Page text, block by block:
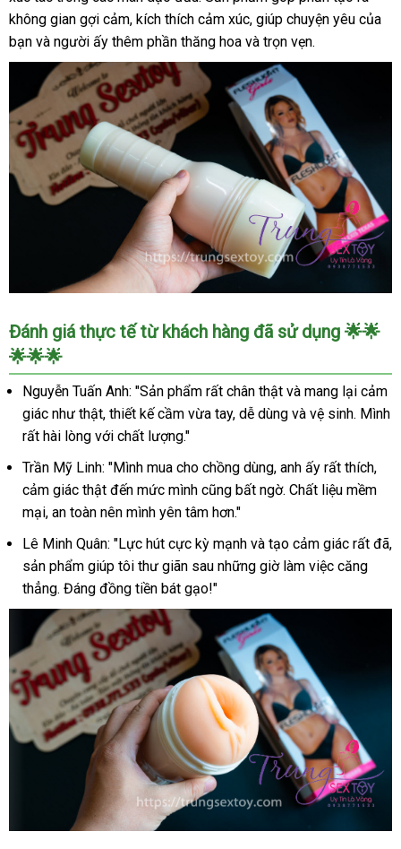
Siêu
thực,
tăng
khoái
cảm
không gian gợi cảm, kích thích cảm xúc, giúp chuyện yêu của
bạn và người ấy thêm phần thăng hoa và trọn vẹn.
Âm
đạo
giả
Fleshlight
Alexis
Texas
-
Siêu
thực,
tăng
khoái
cảm
Đánh giá thực tế từ khách hàng đã sử dụng 🌟🌟
🌟🌟🌟
Nguyễn Tuấn Anh: "Sản phẩm rất chân thật và mang lại cảm
giác như thật, thiết kế cầm vừa tay, dễ dùng và vệ sinh. Mình
rất hài lòng với chất lượng."
Trần Mỹ Linh: "Mình mua cho chồng dùng, anh ấy rất thích,
cảm giác thật đến mức mình cũng bất ngờ. Chất liệu mềm
mại, an toàn nên mình yên tâm hơn."
Lê Minh Quân: "Lực hút cực kỳ mạnh và tạo cảm giác rất đã,
sản phẩm giúp tôi thư giãn sau những giờ làm việc căng
thẳng. Đáng đồng tiền bát gạo!"